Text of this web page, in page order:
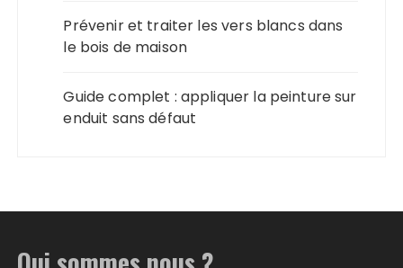
Prévenir et traiter les vers blancs dans
le bois de maison
Guide complet : appliquer la peinture sur
enduit sans défaut